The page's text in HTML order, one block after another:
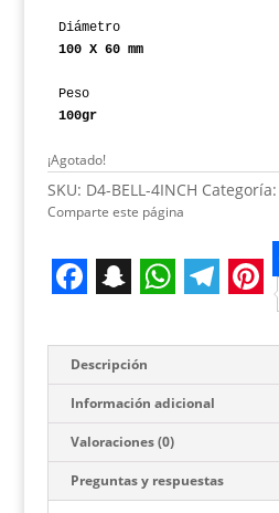
100 X 60 mm
Peso
100gr
¡Agotado!
SKU: D4-BELL-4INCH Categoría:
Comparte este página
a
c
e
b
o
n
a
p
c
h
h
a
t
s
A
e
l
e
g
r
i
n
t
e
r
Descripción
Información adicional
Valoraciones (0)
Preguntas y respuestas